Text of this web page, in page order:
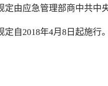
由应急管理部商中共中
自2018年4月8日起施行